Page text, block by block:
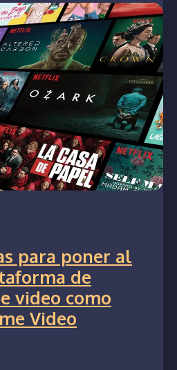
para poner al
de
video como
Video